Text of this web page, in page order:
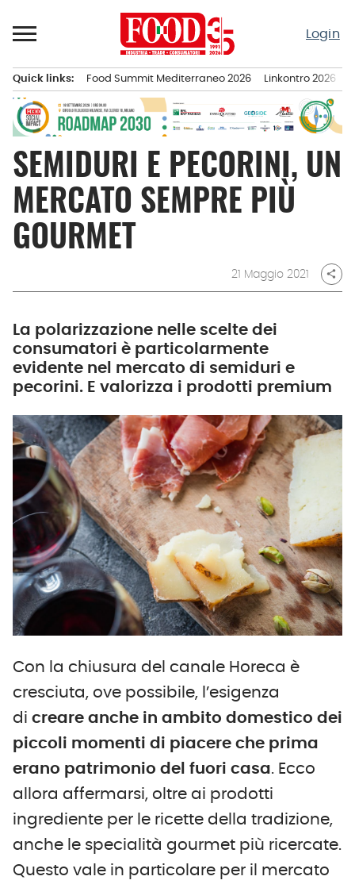
al
Login
principale
Quick links: Food Summit Mediterraneo 2026 Linkontro 2026
SEMIDURI E PECORINI, UN
MERCATO SEMPRE PIÙ
GOURMET
21 Maggio 2021 share
La polarizzazione nelle scelte dei
consumatori è particolarmente
evidente nel mercato di semiduri e
pecorini. E valorizza i prodotti premium
Con la chiusura del canale Horeca è
cresciuta, ove possibile, l’esigenza
di creare anche in ambito domestico dei
piccoli momenti di piacere che prima
erano patrimonio del fuori casa. Ecco
allora affermarsi, oltre ai prodotti
ingrediente per le ricette della tradizione,
anche le specialità gourmet più ricercate.
Questo vale in particolare per il mercato